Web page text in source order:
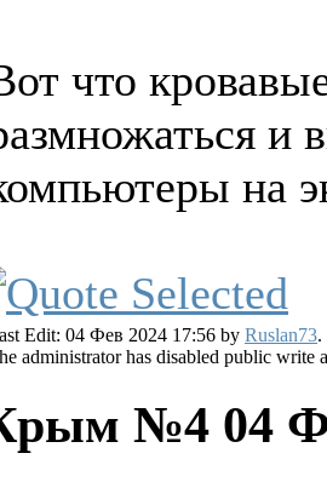
что
и
на
Edit: 04 Фев 2024 17:56 by Ruslan73.
administrator has disabled public write
№4 04